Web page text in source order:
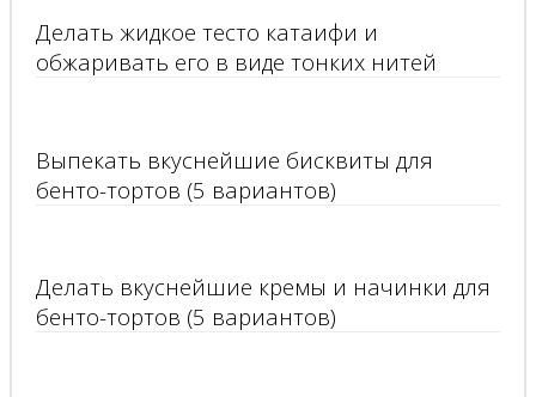
Делать жидкое тесто катаифи и
обжаривать его в виде тонких нитей
Выпекать вкуснейшие бисквиты для
бенто-тортов (5 вариантов)
Делать вкуснейшие кремы и начинки для
бенто-тортов (5 вариантов)